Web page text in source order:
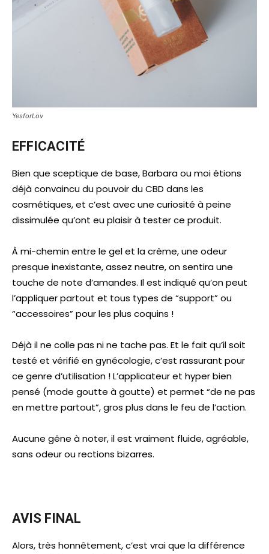
YesforLov
EFFICACITÉ
Bien que sceptique de base, Barbara ou moi étions
déjà convaincu du pouvoir du CBD dans les
cosmétiques, et c’est avec une curiosité à peine
dissimulée qu’ont eu plaisir à tester ce produit.
À mi-chemin entre le gel et la crème, une odeur
presque inexistante, assez neutre, on sentira une
touche de note d’amandes. Il est indiqué qu’on peut
l’appliquer partout et tous types de “support” ou
“accessoires” pour les plus coquins !
Déjà il ne colle pas ni ne tache pas. Et le fait qu’il soit
testé et vérifié en gynécologie, c’est rassurant pour
ce genre d’utilisation ! L’applicateur et hyper bien
pensé (mode goutte à goutte) et permet “de ne pas
en mettre partout”, gros plus dans le feu de l’action.
Aucune gêne à noter, il est vraiment fluide, agréable,
sans odeur ou rections bizarres.
AVIS FINAL
Alors, très honnêtement, c’est vrai que la différence